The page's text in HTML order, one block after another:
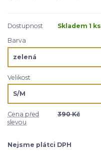
Dostupnost
Skladem 1 ks
Barva
Velikost
Cena před
slevou
390 Kč
Nejsme plátci DPH